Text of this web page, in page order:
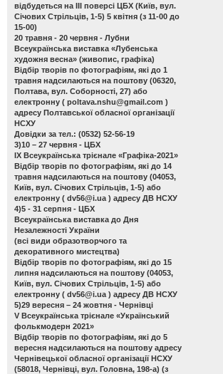
відбудеться на ІІІ поверсі ЦБХ (Київ, вул.
Січових Стрільців, 1-5) 5 квітня (з 11-00 до
15-00)
20 травня - 20 червня - Лубни
Всеукраїнська виставка «Лубенська
художня весна» (живопис, графіка)
Відбір творів по фотографіям, які до 1
травня надсилаються на поштову (06320,
Полтава, вул. Соборності, 27) або
електронну ( poltava.nshu@gmail.com )
адресу Полтавської обласної організації
НСХУ
Довідки за тел.: (0532) 52-56-19
3)10 – 27 червня - ЦБХ
ІХ Всеукраїнська трієнале «Графіка-2021»
Відбір творів по фотографіям, які до 14
травня надсилаються на поштову (04053,
Київ, вул. Січових Стрільців, 1-5) або
електронну ( dv56@i.ua ) адресу ДВ НСХУ
4)5 - 31 серпня - ЦБХ
Всеукраїнська виставка до Дня
Незалежності України
(всі види образотворчого та
декоративного мистецтва)
Відбір творів по фотографіям, які до 15
липня надсилаються на поштову (04053,
Київ, вул. Січових Стрільців, 1-5) або
електронну ( dv56@i.ua ) адресу ДВ НСХУ
5)29 вересня – 24 жовтня - Чернівці
V Всеукраїнська трієнале «Український
фолькмодерн 2021»
Відбір творів по фотографіям, які до 5
вересня надсилаються на поштову адресу
Чернівецької обласної організації НСХУ
(58018, Чернівці, вул. Головна, 198-а) (з